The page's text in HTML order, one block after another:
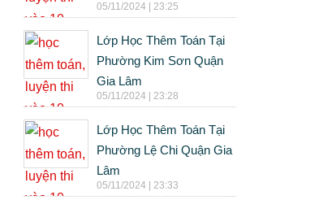
05/11/2024 | 23:25
Lớp Học Thêm Toán Tại
Phường Kim Sơn Quận
Gia Lâm
05/11/2024 | 23:28
Lớp Học Thêm Toán Tại
Phường Lệ Chi Quận Gia
Lâm
05/11/2024 | 23:33